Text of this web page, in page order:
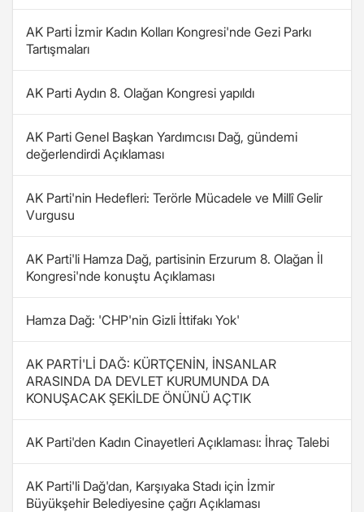
AK Parti İzmir Kadın Kolları Kongresi'nde Gezi Parkı
Tartışmaları
AK Parti Aydın 8. Olağan Kongresi yapıldı
AK Parti Genel Başkan Yardımcısı Dağ, gündemi
değerlendirdi Açıklaması
AK Parti'nin Hedefleri: Terörle Mücadele ve Millî Gelir
Vurgusu
AK Parti'li Hamza Dağ, partisinin Erzurum 8. Olağan İl
Kongresi'nde konuştu Açıklaması
Hamza Dağ: 'CHP'nin Gizli İttifakı Yok'
AK PARTİ'Lİ DAĞ: KÜRTÇENİN, İNSANLAR
ARASINDA DA DEVLET KURUMUNDA DA
KONUŞACAK ŞEKİLDE ÖNÜNÜ AÇTIK
AK Parti'den Kadın Cinayetleri Açıklaması: İhraç Talebi
AK Parti'li Dağ'dan, Karşıyaka Stadı için İzmir
Büyükşehir Belediyesine çağrı Açıklaması